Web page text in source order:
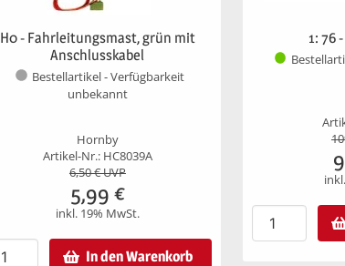
H0 - Fahrleitungsmast, grün mit
Anschlusskabel
Bestellartikel - Verfügbarkeit
unbekannt
Hornby
Artikel-Nr.: HC8039A
6,50€ UVP
5,99 €
inkl. 19% MwSt.
In den Warenkorb
1: 76